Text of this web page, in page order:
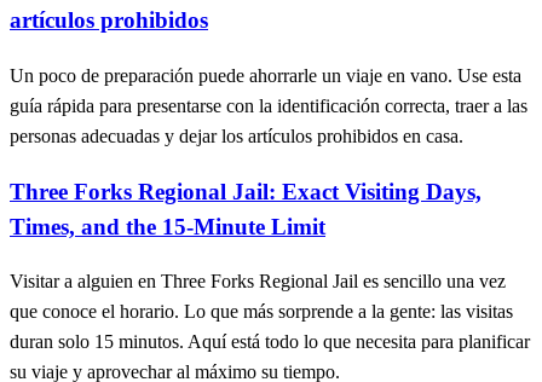
artículos prohibidos
Un poco de preparación puede ahorrarle un viaje en vano. Use esta
guía rápida para presentarse con la identificación correcta, traer a las
personas adecuadas y dejar los artículos prohibidos en casa.
Three Forks Regional Jail: Exact Visiting Days,
Times, and the 15‑Minute Limit
Visitar a alguien en Three Forks Regional Jail es sencillo una vez
que conoce el horario. Lo que más sorprende a la gente: las visitas
duran solo 15 minutos. Aquí está todo lo que necesita para planificar
su viaje y aprovechar al máximo su tiempo.